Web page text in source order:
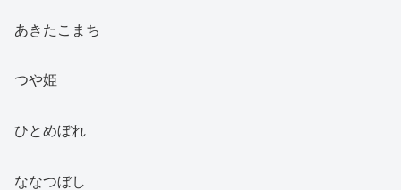
あきたこまち
つや姫
ひとめぼれ
ななつぼし